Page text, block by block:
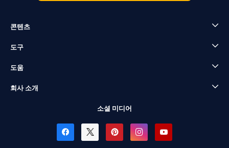
콘텐츠
도구
도움
회사 소개
소셜 미디어